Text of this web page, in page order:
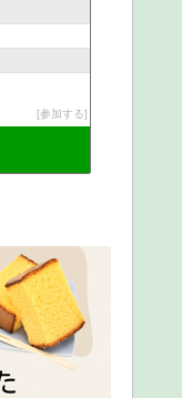
参加する